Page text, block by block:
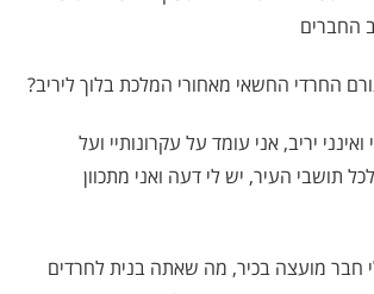
החברים
החרדי החשאי מאחורי המלכת בלוך ליריב?
יריב, אני עומד על עקרונותיי ועל
תושבי העיר, יש לי דעה ואני מתכוון
חבר מועצה בכיר, מה שאתה בנית לחרדים